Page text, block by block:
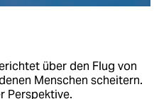
über den Flug von
Menschen scheitern.
Perspektive.